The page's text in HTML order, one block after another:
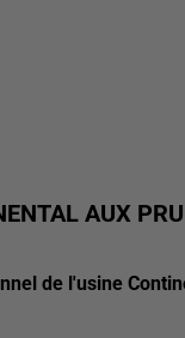
AUX
de l'usine